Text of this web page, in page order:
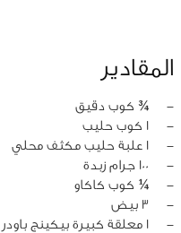
المقادير
‏-
¾ كوب دقيق
‏-
1 كوب حليب
‏-
1 علبة حليب مكثف محلي
‏-
100 جرام زبدة
‏-
¼ كوب كاكاو
‏-
3 بيض
‏-
1 معلقة كبيرة بيكينج باودر